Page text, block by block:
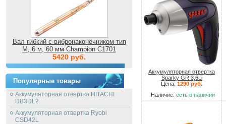
Вал гибкий с вибронаконечником тип
M, 6 м, 60 мм Champion C1701
5420 руб.
Популярные товары
Аккумуляторная отвертка HITACHI
DB3DL2
Аккумуляторная отвертка Ryobi
CSD42L
Аккумуляторная отвертка
Sparky GR 3,6Li
Цена: 1290 руб.
Наличие: есть в наличии